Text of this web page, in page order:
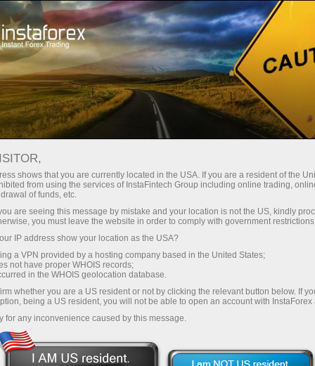
ร์ที่มี
นไหว
โปรแกรม
พันธมิตรที่ดีที่สุด
Most Innovative
Mobile Trading
Forex Broker of
the Year at
Dhabi 2025
เปิดบัญชีซื้อขาย
shows that you are currently located in the USA. If you are a resident of the
from using the services of InstaFintech Group including online trading,
of funds, etc.
are seeing this message by mistake and your location is not the US, kindly
you must leave the website in order to comply with government
IP address show your location as the USA?
a VPN provided by a hosting company based in the United States;
not have proper WHOIS records;
in the WHOIS geolocation database.
whether you are a US resident or not by clicking the relevant button below. If
being a US resident, you will not be able to open an account with InstaForex
for any inconvenience caused by this message.